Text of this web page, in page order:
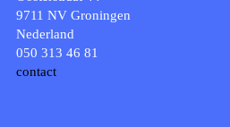
9711 NV Groningen
Nederland
050 313 46 81
contact